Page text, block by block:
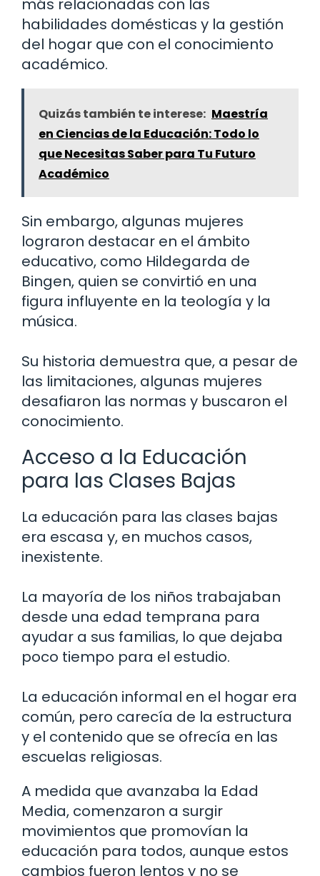
más relacionadas con las
habilidades domésticas y la gestión
del hogar que con el conocimiento
académico.
Quizás también te interese: Maestría
en Ciencias de la Educación: Todo lo
que Necesitas Saber para Tu Futuro
Académico
Sin embargo, algunas mujeres
lograron destacar en el ámbito
educativo, como Hildegarda de
Bingen, quien se convirtió en una
figura influyente en la teología y la
música.
Su historia demuestra que, a pesar de
las limitaciones, algunas mujeres
desafiaron las normas y buscaron el
conocimiento.
Acceso a la Educación
para las Clases Bajas
La educación para las clases bajas
era escasa y, en muchos casos,
inexistente.
La mayoría de los niños trabajaban
desde una edad temprana para
ayudar a sus familias, lo que dejaba
poco tiempo para el estudio.
La educación informal en el hogar era
común, pero carecía de la estructura
y el contenido que se ofrecía en las
escuelas religiosas.
A medida que avanzaba la Edad
Media, comenzaron a surgir
movimientos que promovían la
educación para todos, aunque estos
cambios fueron lentos y no se